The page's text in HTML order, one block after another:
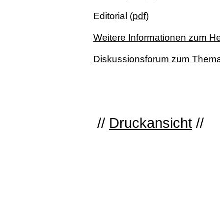
Editorial (pdf)
Weitere Informationen zum
Diskussionsforum zum
// Druckansicht //